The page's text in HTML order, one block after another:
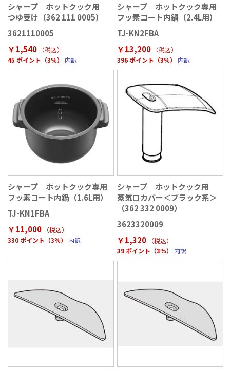
シャープ ホットクック用
つゆ受け（362 111 0005）
3621110005
￥1,540
（税込）
45 ポイント（3％）
内訳
シャープ ホットクック専用
フッ素コート内鍋（2.4L用）
TJ-KN2FBA
￥13,200
（税込）
396 ポイント（3％）
内訳
シャープ ホットクック専用
フッ素コート内鍋（1.6L用）
TJ-KN1FBA
￥11,000
（税込）
330 ポイント（3％）
内訳
シャープ ホットクック用
蒸気口カバー＜ブラック系＞
（362 332 0009）
3623320009
￥1,320
（税込）
39 ポイント（3％）
内訳